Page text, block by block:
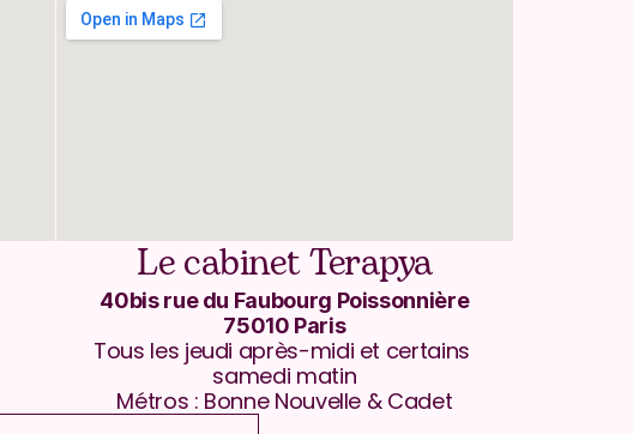
Le cabinet Terapya
40bis rue du Faubourg Poissonnière
75010 Paris
Tous les jeudi après-midi et certains
samedi matin
Métros : Bonne Nouvelle & Cadet